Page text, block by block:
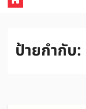
ป้ายกำกับ: